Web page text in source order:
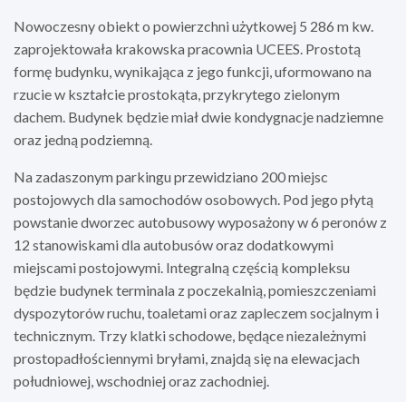
Nowoczesny obiekt o powierzchni użytkowej 5 286 m kw.
zaprojektowała krakowska pracownia UCEES. Prostotą
formę budynku, wynikająca z jego funkcji, uformowano na
rzucie w kształcie prostokąta, przykrytego zielonym
dachem. Budynek będzie miał dwie kondygnacje nadziemne
oraz jedną podziemną.
Na zadaszonym parkingu przewidziano 200 miejsc
postojowych dla samochodów osobowych. Pod jego płytą
powstanie dworzec autobusowy wyposażony w 6 peronów z
12 stanowiskami dla autobusów oraz dodatkowymi
miejscami postojowymi. Integralną częścią kompleksu
będzie budynek terminala z poczekalnią, pomieszczeniami
dyspozytorów ruchu, toaletami oraz zapleczem socjalnym i
technicznym. Trzy klatki schodowe, będące niezależnymi
prostopadłościennymi bryłami, znajdą się na elewacjach
południowej, wschodniej oraz zachodniej.